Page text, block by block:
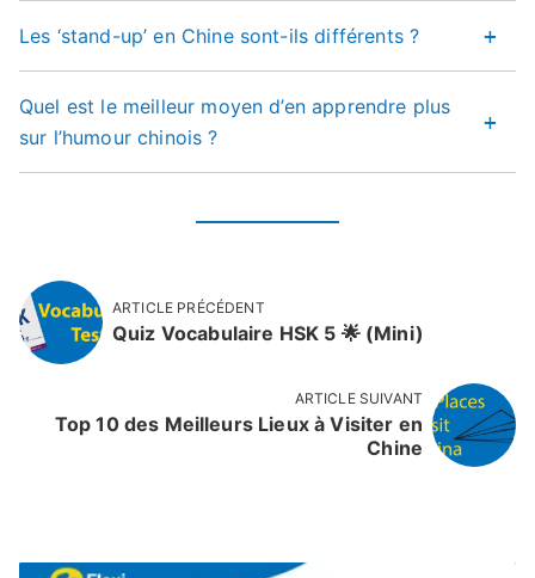
Les ‘stand-up’ en Chine sont-ils différents ?
Quel est le meilleur moyen d’en apprendre plus
sur l’humour chinois ?
ARTICLE PRÉCÉDENT
Quiz Vocabulaire HSK 5 🌟 (Mini)
ARTICLE SUIVANT
Top 10 des Meilleurs Lieux à Visiter en
Chine